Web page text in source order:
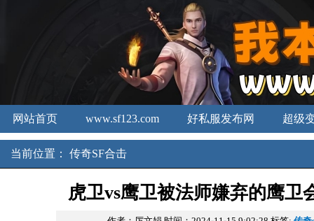
网站首页 www.sf123.com 好私服发布网
超级
新开传奇3发布网
新开合击
中国传奇私服
当前位置： 传奇SF合击
虎卫vs鹰卫被法师嫌弃的鹰卫